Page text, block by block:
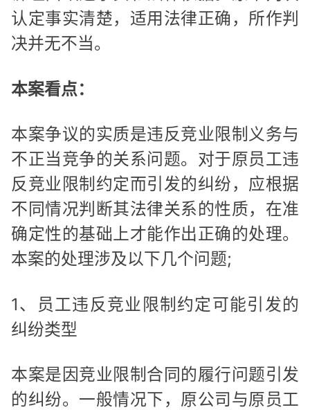
认定事实清楚，适用法律正确，所作判
决并无不当。
本案看点：
本案争议的实质是违反竞业限制义务与
不正当竞争的关系问题。对于原员工违
反竞业限制约定而引发的纠纷，应根据
不同情况判断其法律关系的性质，在准
确定性的基础上才能作出正确的处理。
本案的处理涉及以下几个问题;
1、员工违反竞业限制约定可能引发的
纠纷类型
本案是因竞业限制合同的履行问题引发
的纠纷。一般情况下，原公司与原员工